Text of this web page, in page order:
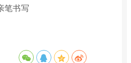
笔书写